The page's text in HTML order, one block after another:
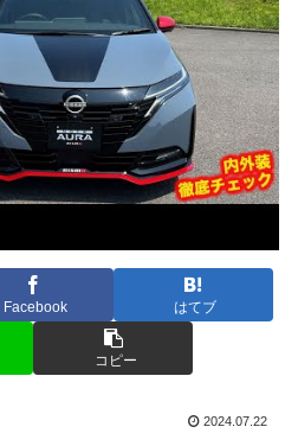
Facebook はてブ
コピー
2024.07.22